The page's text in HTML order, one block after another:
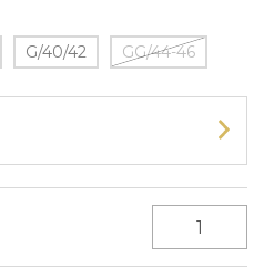
G/40/42 GG/44-46